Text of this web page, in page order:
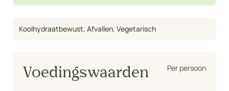
Koolhydraatbewust, Afvallen, Vegetarisch
Voedingswaarden Per persoon